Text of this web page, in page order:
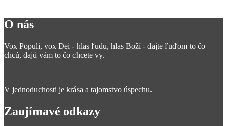
O nás
Vox Populi, vox Dei - hlas ľudu, hlas Boží - dajte ľuďom to čo
chcú, dajú vám to čo chcete vy.
V jednoduchosti je krása a tajomstvo úspechu.
Zaujímavé odkazy